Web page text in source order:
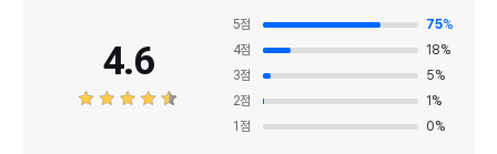
4.6
5점 75%
4점 18%
3점 5%
2점 1%
1 점 0%